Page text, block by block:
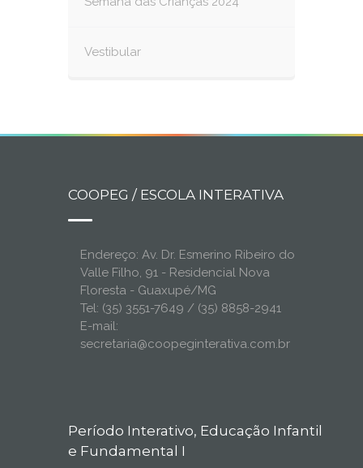
Vestibular
COOPEG / ESCOLA INTERATIVA
Endereço: Av. Dr. Esmerino Ribeiro do
Valle Filho, 91 - Residencial Nova
Floresta - Guaxupé/MG
Tel: (35) 3551-7649 / (35) 8858-2941
E-mail:
secretaria@coopeginterativa.com.br
Período Interativo, Educação Infantil
e Fundamental I